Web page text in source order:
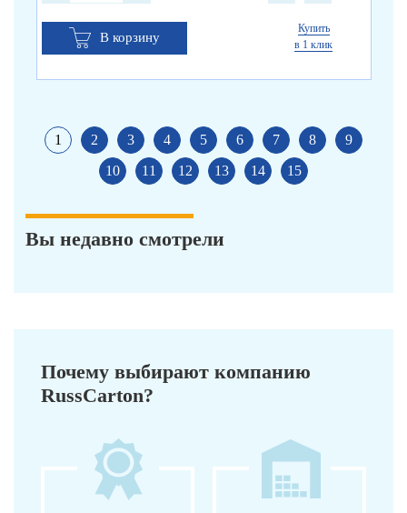
В корзину
Купить
в 1 клик
1 2 3 4 5 6 7 8
9
10
11 12 13 14 15
Вы недавно смотрели
Почему выбирают компанию
RussCarton?